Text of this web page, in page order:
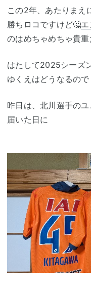
この2年、あたりまえ
勝ちロコですけど🤔エ
のはめちゃめちゃ貴
はたして2025シーズ
ゆくえはどうなるので
昨日は、北川選手の
届いた日に